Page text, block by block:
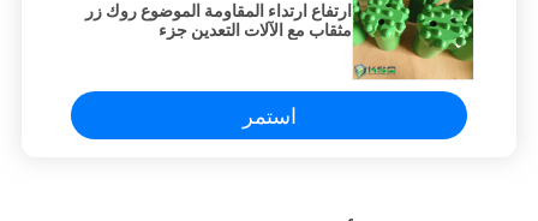
ارتفاع ارتداء المقاومة الموضوع روك زر
مثقاب مع الآلات التعدين جزء
استمر